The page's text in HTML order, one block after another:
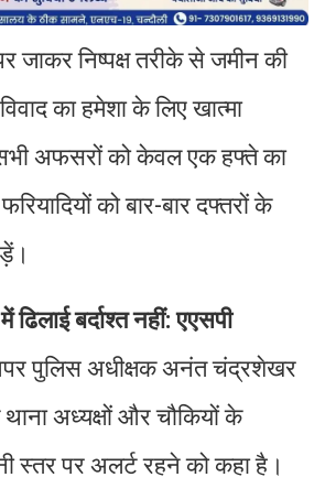
जाकर निष्पक्ष तरीके से जमीन की
का हमेशा के लिए खात्मा
अफसरों को केवल एक हफ्ते का
को बार-बार दफ्तरों के
बर्दाश्त नहीं: एएसपी
पुलिस अधीक्षक अनंत चंद्रशेखर
अध्यक्षों और चौकियों के
स्तर पर अलर्ट रहने को कहा है।